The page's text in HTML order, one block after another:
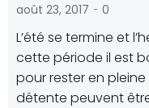
août 23, 2017 - 0
L’été se termine et
cette période il est
pour rester en
détente peuvent